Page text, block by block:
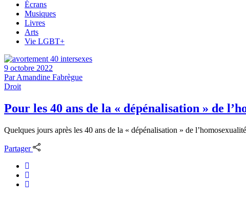
Écrans
Musiques
Livres
Arts
Vie LGBT+
9 octobre 2022
ParAmandine Fabrègue
Droit
Pour les 40 ans de la « dépénalisation » de
Quelques jours après les 40 ans de la « dépénalisation » de
Partager